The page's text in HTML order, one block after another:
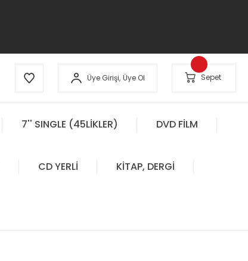
Üye Girişi, Üye Ol Sepet
7'' SINGLE (45LİKLER) DVD FİLM
CD YERLİ KİTAP, DERGİ